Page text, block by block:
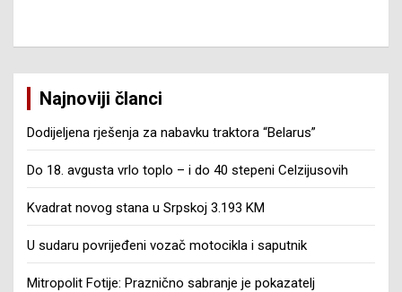
Najnoviji članci
Dodijeljena rješenja za nabavku traktora “Belarus”
Do 18. avgusta vrlo toplo – i do 40 stepeni Celzijusovih
Kvadrat novog stana u Srpskoj 3.193 KM
U sudaru povrijeđeni vozač motocikla i saputnik
Mitropolit Fotije: Praznično sabranje je pokazatelj